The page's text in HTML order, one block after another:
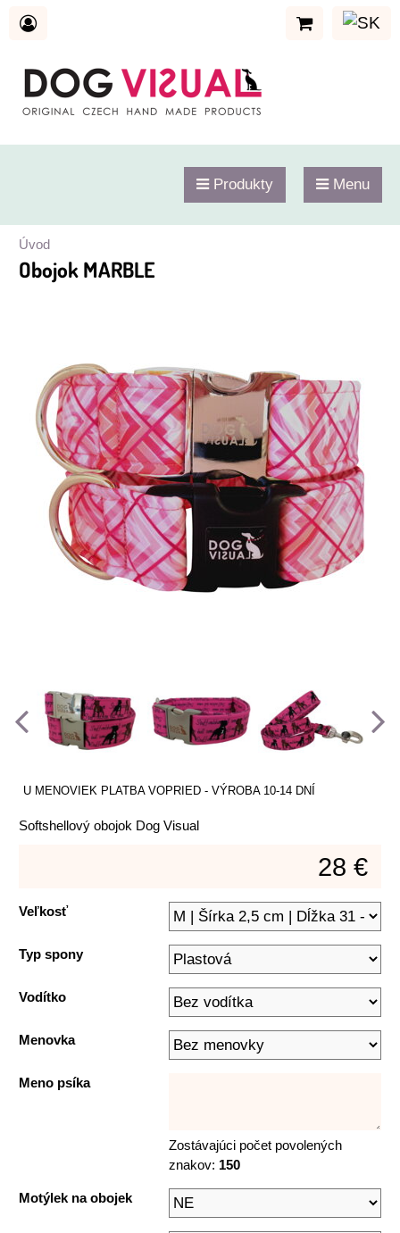
Produkty Menu
Úvod
Obojok MARBLE
U MENOVIEK PLATBA VOPRIED - VÝROBA 10-14 DNÍ
Softshellový obojok Dog Visual
28 €
Veľkosť
Typ spony
Vodítko
Menovka
Meno psíka
Zostávajúci počet povolených
znakov: 150
Motýlek na obojek